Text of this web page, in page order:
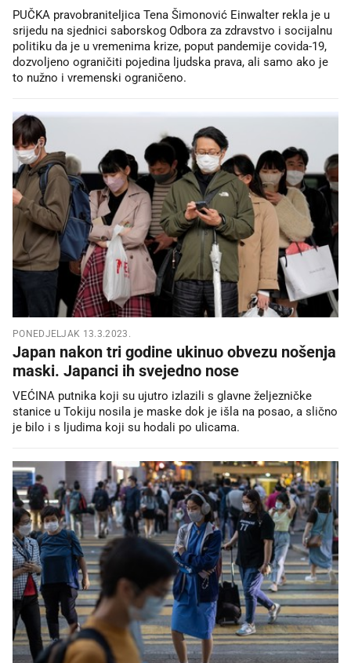
PUČKA pravobraniteljica Tena Šimonović Einwalter rekla je u
srijedu na sjednici saborskog Odbora za zdravstvo i socijalnu
politiku da je u vremenima krize, poput pandemije covida-19,
dozvoljeno ograničiti pojedina ljudska prava, ali samo ako je
to nužno i vremenski ograničeno.
PONEDJELJAK 13.3.2023.
Japan nakon tri godine ukinuo obvezu nošenja
maski. Japanci ih svejedno nose
VEĆINA putnika koji su ujutro izlazili s glavne željezničke
stanice u Tokiju nosila je maske dok je išla na posao, a slično
je bilo i s ljudima koji su hodali po ulicama.